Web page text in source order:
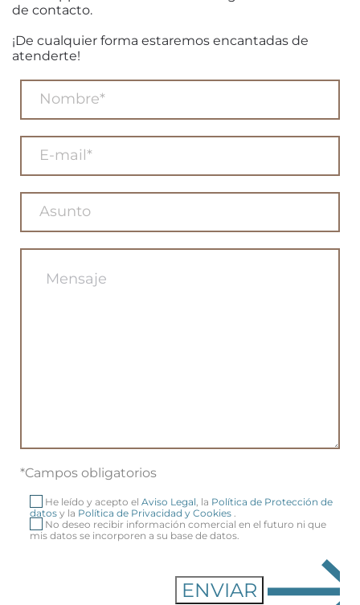
de contacto.
¡De cualquier forma estaremos encantadas de
atenderte!
*Campos obligatorios
He leído y acepto el Aviso Legal, la Política de Protección de
datos y la Política de Privacidad y Cookies .
No deseo recibir información comercial en el futuro ni que
mis datos se incorporen a su base de datos.